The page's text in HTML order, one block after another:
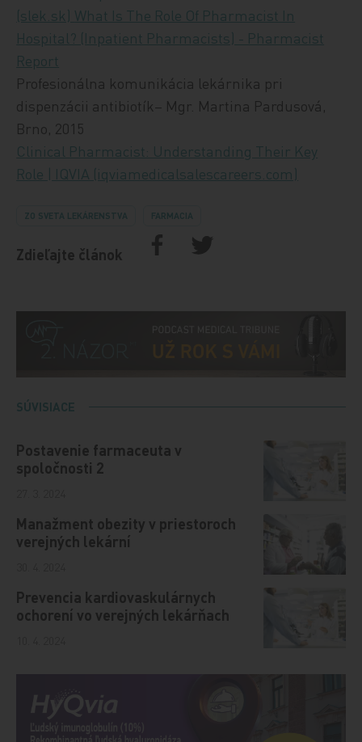
(slek.sk) What Is The Role Of Pharmacist In
Hospital? (Inpatient Pharmacists) - Pharmacist
Report
Profesionálna komunikácia lekárnika pri
dispenzácii antibiotík– Mgr. Martina Pardusová,
Brno, 2015
Clinical Pharmacist: Understanding Their Key
Role | IQVIA (iqviamedicalsalescareers.com)
ZO SVETA LEKÁRENSTVA FARMACIA
Zdieľajte článok
SÚVISIACE
Postavenie farmaceuta v
spoločnosti 2
Manažment obezity v priestoroch
verejných lekární
Prevencia kardiovaskulárnych
ochorení vo verejných lekárňach